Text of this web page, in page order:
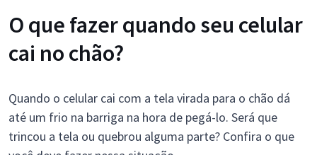
O que fazer quando seu celular
cai no chão?
Quando o celular cai com a tela virada para o chão dá
até um frio na barriga na hora de pegá-lo. Será que
trincou a tela ou quebrou alguma parte? Confira o que